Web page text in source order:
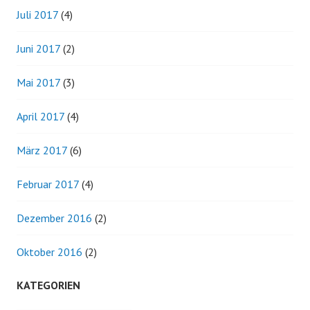
Juli 2017 (4)
Juni 2017 (2)
Mai 2017 (3)
April 2017 (4)
März 2017 (6)
Februar 2017 (4)
Dezember 2016 (2)
Oktober 2016 (2)
KATEGORIEN